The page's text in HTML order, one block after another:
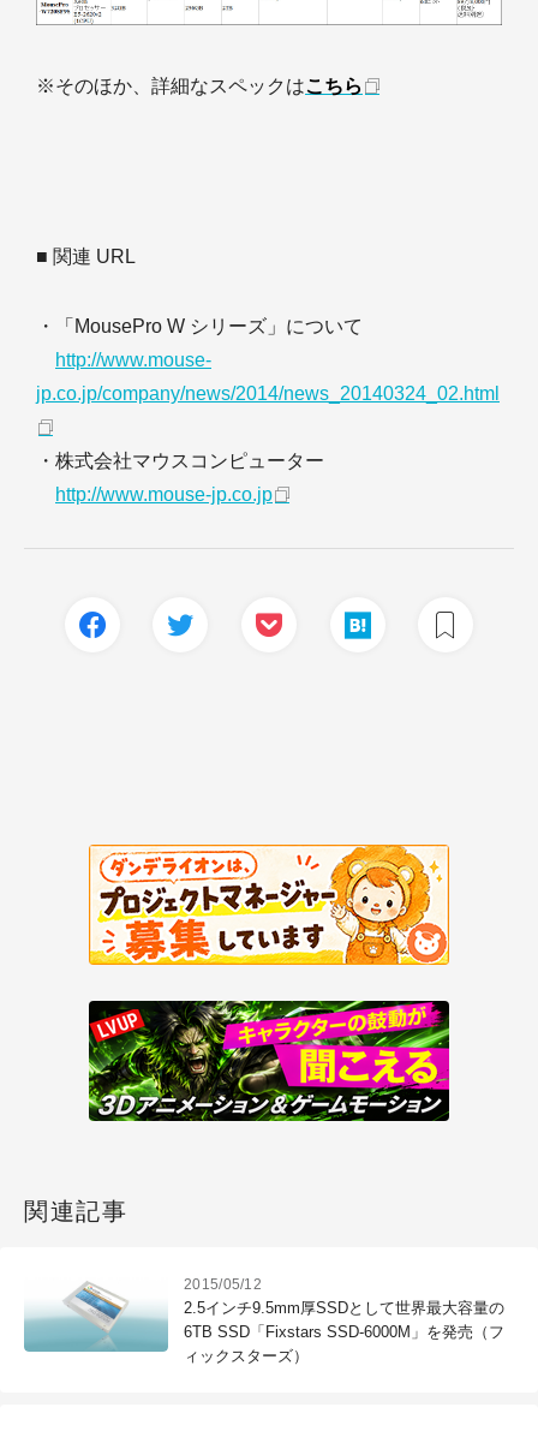
※そのほか、詳細なスペックはこちら
■ 関連 URL
・「MousePro W シリーズ」について
http://www.mouse-
jp.co.jp/company/news/2014/news_20140324_02.html
・株式会社マウスコンピューター
http://www.mouse-jp.co.jp
関連記事
2015/05/12
2.5インチ9.5mm厚SSDとして世界最大容量の
6TB SSD「Fixstars SSD-6000M」を発売（フ
ィックスターズ）